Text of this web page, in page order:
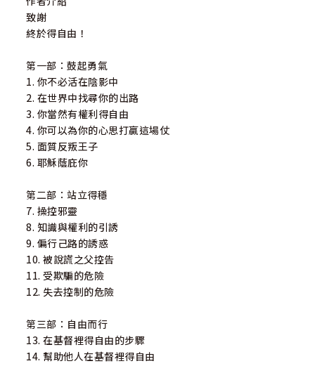
致謝
終於得自由！
第一部：鼓起勇氣
1. 你不必活在陰影中
2. 在世界中找尋你的出路
3. 你當然有權利得自由
4. 你可以為你的心思打贏這場仗
5. 面質反叛王子
6. 耶穌蔭庇你
第二部：站立得穩
7. 操控邪靈
8. 知識與權利的引誘
9. 偏行己路的誘惑
10. 被說謊之父控告
11. 受欺騙的危險
12. 失去控制的危險
第三部：自由而行
13. 在基督裡得自由的步驟
14. 幫助他人在基督裡得自由